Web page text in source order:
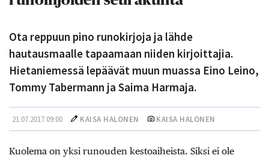
Ota reppuun pino runokirjoja ja lähde
hautausmaalle tapaamaan niiden kirjoittajia.
Hietaniemessä lepäävät muun muassa Eino Leino,
Tommy Tabermann ja Saima Harmaja.
21.07.2017 09:00 KAISA HALONEN KAISA HALONEN
Kuolema on yksi runouden kestoaiheista. Siksi ei ole